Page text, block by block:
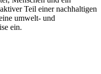
Teil einer nachhaltigen
umwelt- und
ein.